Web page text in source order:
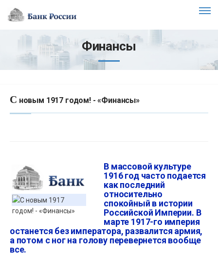
Финансы
С новым 1917 годом! - «Финансы»
В массовой культуре
1916 год часто подается
как последний
относительно
спокойный в истории
Российской Империи. В
марте 1917-го империя
останется без императора, развалится армия,
а потом с ног на голову перевернется вообще
все.